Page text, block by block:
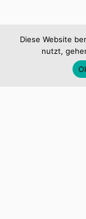
Diese Website
nutzt,